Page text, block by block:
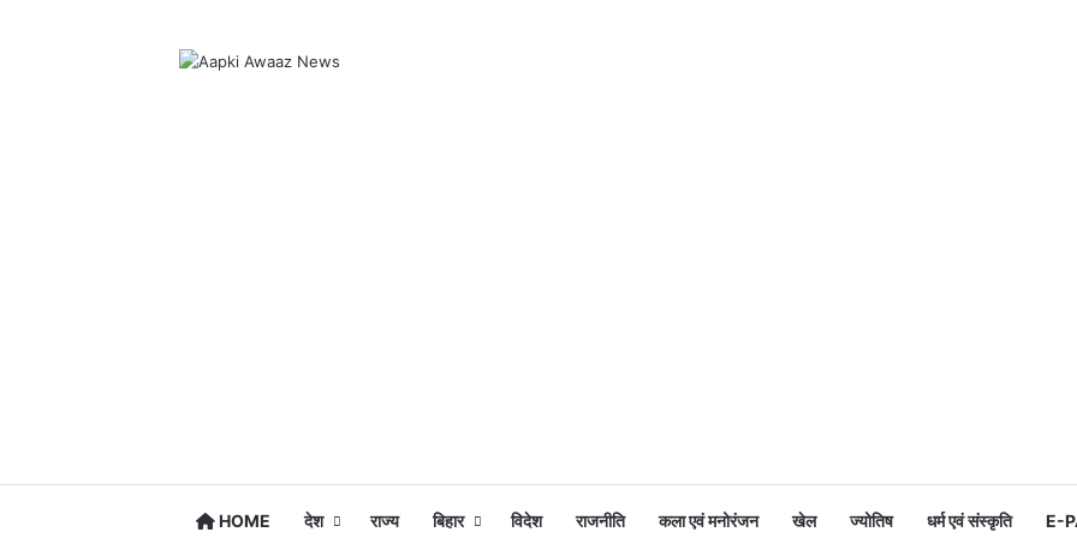
HOME देश राज्य बिहार विदेश राजनीति कला एवं मनोरंजन खेल ज्योतिष धर्म एवं संस्कृति E-